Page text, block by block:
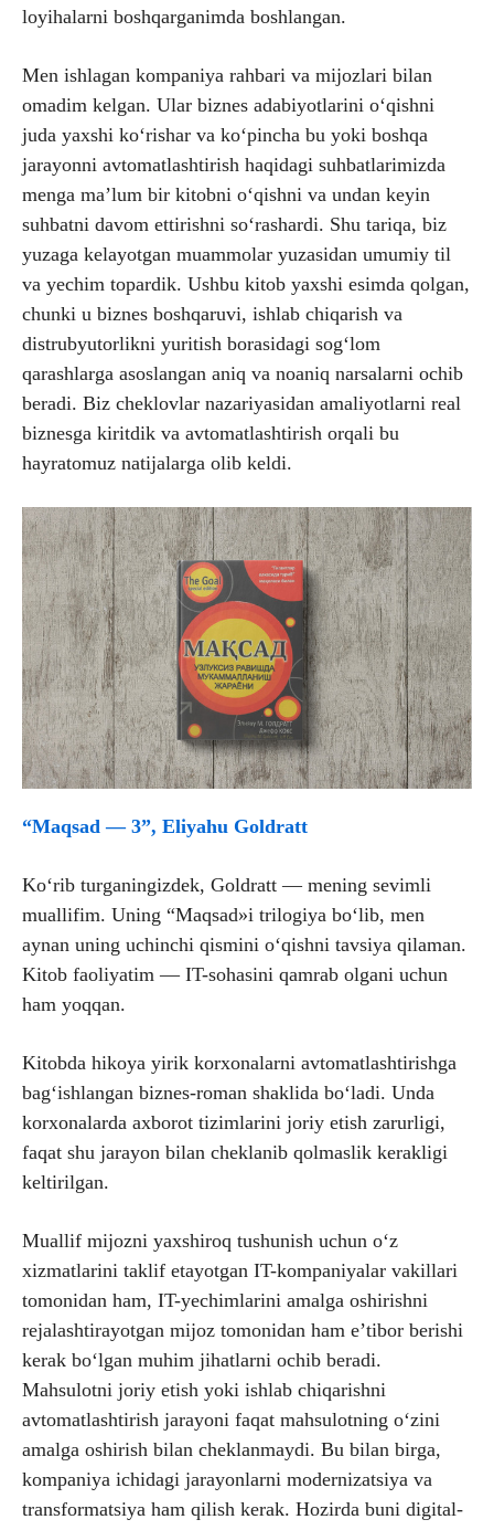
loyihalarni boshqarganimda boshlangan.
Men ishlagan kompaniya rahbari va mijozlari bilan
omadim kelgan. Ular biznes adabiyotlarini o‘qishni
juda yaxshi ko‘rishar va ko‘pincha bu yoki boshqa
jarayonni avtomatlashtirish haqidagi suhbatlarimizda
menga ma’lum bir kitobni o‘qishni va undan keyin
suhbatni davom ettirishni so‘rashardi. Shu tariqa, biz
yuzaga kelayotgan muammolar yuzasidan umumiy til
va yechim topardik. Ushbu kitob yaxshi esimda qolgan,
chunki u biznes boshqaruvi, ishlab chiqarish va
distrubyutorlikni yuritish borasidagi sog‘lom
qarashlarga asoslangan aniq va noaniq narsalarni ochib
beradi. Biz cheklovlar nazariyasidan amaliyotlarni real
biznesga kiritdik va avtomatlashtirish orqali bu
hayratomuz natijalarga olib keldi.
“Maqsad — 3”, Eliyahu Goldratt
Ko‘rib turganingizdek, Goldratt — mening sevimli
muallifim. Uning “Maqsad»i trilogiya bo‘lib, men
aynan uning uchinchi qismini o‘qishni tavsiya qilaman.
Kitob faoliyatim — IT-sohasini qamrab olgani uchun
ham yoqqan.
Kitobda hikoya yirik korxonalarni avtomatlashtirishga
bag‘ishlangan biznes-roman shaklida bo‘ladi. Unda
korxonalarda axborot tizimlarini joriy etish zarurligi,
faqat shu jarayon bilan cheklanib qolmaslik kerakligi
keltirilgan.
Muallif mijozni yaxshiroq tushunish uchun o‘z
xizmatlarini taklif etayotgan IT-kompaniyalar vakillari
tomonidan ham, IT-yechimlarini amalga oshirishni
rejalashtirayotgan mijoz tomonidan ham e’tibor berishi
kerak bo‘lgan muhim jihatlarni ochib beradi.
Mahsulotni joriy etish yoki ishlab chiqarishni
avtomatlashtirish jarayoni faqat mahsulotning o‘zini
amalga oshirish bilan cheklanmaydi. Bu bilan birga,
kompaniya ichidagi jarayonlarni modernizatsiya va
transformatsiya ham qilish kerak. Hozirda buni digital-